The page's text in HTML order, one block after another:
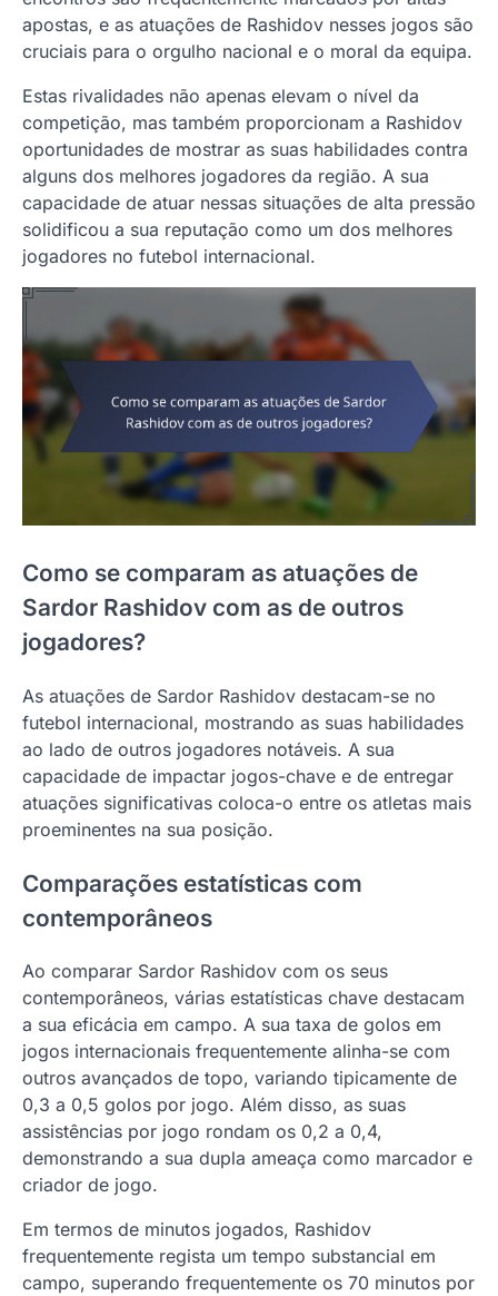
apostas, e as atuações de Rashidov nesses jogos são
cruciais para o orgulho nacional e o moral da equipa.
Estas rivalidades não apenas elevam o nível da
competição, mas também proporcionam a Rashidov
oportunidades de mostrar as suas habilidades contra
alguns dos melhores jogadores da região. A sua
capacidade de atuar nessas situações de alta pressão
solidificou a sua reputação como um dos melhores
jogadores no futebol internacional.
Como se comparam as atuações de
Sardor Rashidov com as de outros
jogadores?
As atuações de Sardor Rashidov destacam-se no
futebol internacional, mostrando as suas habilidades
ao lado de outros jogadores notáveis. A sua
capacidade de impactar jogos-chave e de entregar
atuações significativas coloca-o entre os atletas mais
proeminentes na sua posição.
Comparações estatísticas com
contemporâneos
Ao comparar Sardor Rashidov com os seus
contemporâneos, várias estatísticas chave destacam
a sua eficácia em campo. A sua taxa de golos em
jogos internacionais frequentemente alinha-se com
outros avançados de topo, variando tipicamente de
0,3 a 0,5 golos por jogo. Além disso, as suas
assistências por jogo rondam os 0,2 a 0,4,
demonstrando a sua dupla ameaça como marcador e
criador de jogo.
Em termos de minutos jogados, Rashidov
frequentemente regista um tempo substancial em
campo, superando frequentemente os 70 minutos por